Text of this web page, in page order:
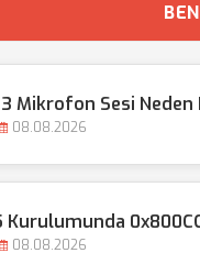
Mikrofon Sesi Neden
08.08.2026
08.08.2026